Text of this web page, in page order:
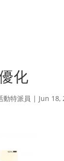
化
動特派員 | Jun 18,